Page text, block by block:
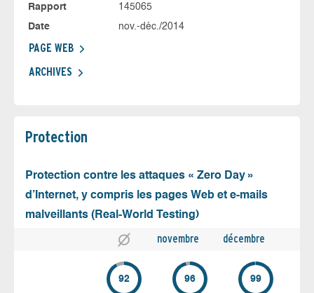
Rapport
145065
Date
nov.-déc./2014
PAGE WEB
ARCHIVES
Protection
Protection contre les attaques « Zero Day »
d’Internet, y compris les pages Web et e-mails
malveillants (Real-World Testing)
novembre décembre
92 96 99